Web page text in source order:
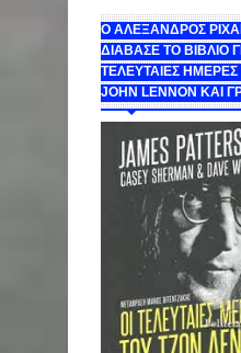
Ο ΑΛΕΞΑΝΔΡΟΣ
ΔΙΑΒΑΣΕ ΤΟ ΒΙΒΛΙΟ
ΤΕΛΕΥΤΑΙΕΣ ΗΜΕΡΕΣ
JOHN LENNON ΚΑΙ